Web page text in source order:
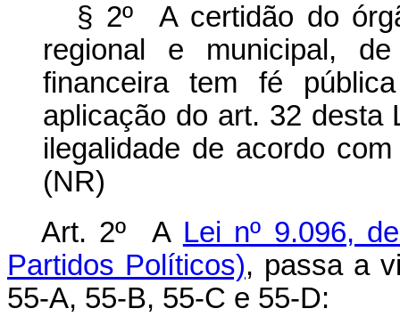
§ 2º A certidão do
regional e municipal,
financeira tem fé
aplicação do art. 32 desta
ilegalidade de acordo
(NR)
Art. 2º A Lei nº 9.096,
Partidos Políticos), passa a
55-A, 55-B, 55-C e 55-D: